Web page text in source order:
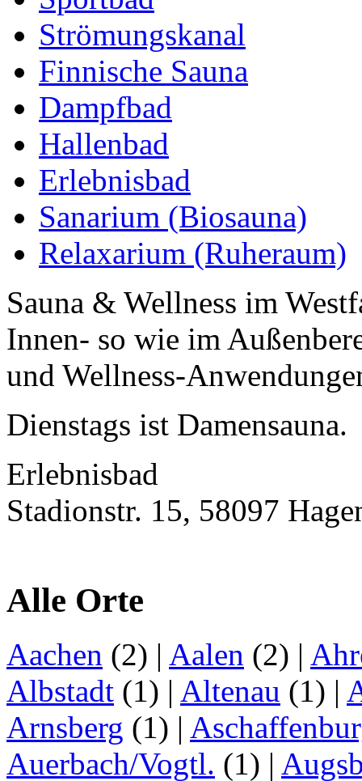
Strömungskanal
Finnische Sauna
Dampfbad
Hallenbad
Erlebnisbad
Sanarium (Biosauna)
Relaxarium (Ruheraum)
Sauna & Wellness im
Innen- so wie im
und Wellness-
Dienstags ist Damensauna.
Erlebnisbad
Stadionstr. 15, 58097
Alle Orte
Aachen (2) | Aalen (2) |
Albstadt (1) | Altenau (1) |
Arnsberg (1) |
Auerbach/Vogtl. (1) |